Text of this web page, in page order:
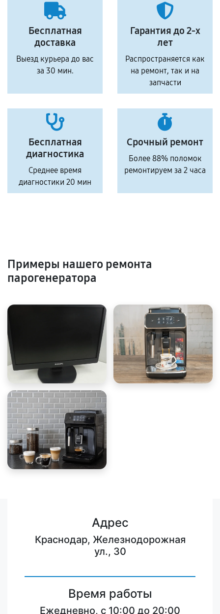
Бесплатная
доставка
Выезд курьера до вас
за 30 мин.
Гарантия до 2-х
лет
Распространяется как
на ремонт, так и на
запчасти
Бесплатная
диагностика
Среднее время
диагностики 20 мин
Срочный ремонт
Более 88% поломок
ремонтируем за 2 часа
Примеры нашего ремонта
парогенератора
Адрес
Краснодар, Железнодорожная
ул., 30
Время работы
Ежедневно, с 10:00 до 20:00